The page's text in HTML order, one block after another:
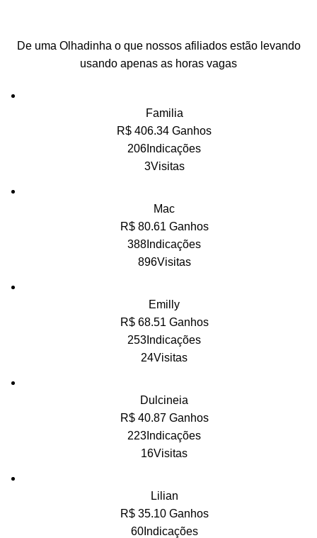
De uma Olhadinha o que nossos afiliados estão levando
usando apenas as horas vagas
Familia
R$ 406.34 Ganhos
206Indicações
3Visitas
Mac
R$ 80.61 Ganhos
388Indicações
896Visitas
Emilly
R$ 68.51 Ganhos
253Indicações
24Visitas
Dulcineia
R$ 40.87 Ganhos
223Indicações
16Visitas
Lilian
R$ 35.10 Ganhos
60Indicações